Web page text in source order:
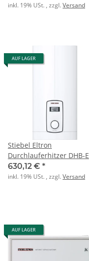
inkl. 19% USt. , zzgl.Versand
AUF LAGER
Stiebel Eltron
Durchlauferhitzer DHB-E
18/21/24 LCD
630,12 € *
inkl. 19% USt. , zzgl.Versand
AUF LAGER